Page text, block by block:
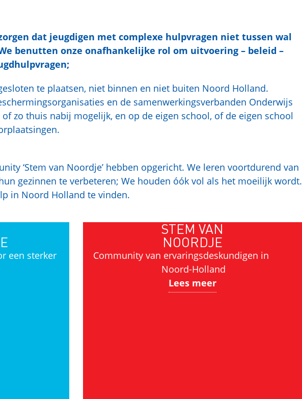
dat jeugdigen met complexe hulpvragen niet tussen wal
benutten onze onafhankelijke rol om uitvoering – beleid –
te plaatsen, niet binnen en niet buiten Noord Holland.
en de samenwerkingsverbanden Onderwijs
zo thuis nabij mogelijk, en op de eigen school, of de eigen school
‘Stem van Noordje’ hebben opgericht. We leren voortdurend van
gezinnen te verbeteren; We houden óók vol als het moeilijk wordt.
in Noord Holland te vinden.
een sterker
STEM VAN
NOORDJE
Community van ervaringsdeskundigen in
Noord-Holland
Lees meer